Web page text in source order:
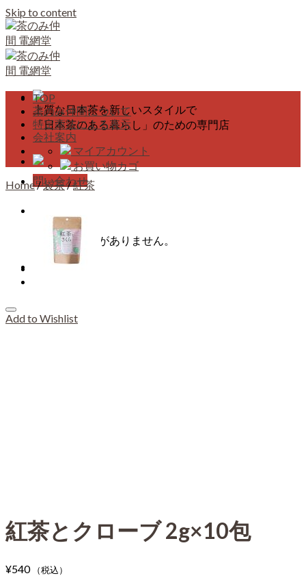
Skip to content
上質な日本茶を新しいスタイルで
「日本茶のある暮らし」のための専門店
マイアカウント
お買い物カゴ
問い合わせ
カートに商品がありません。
TOP
茶のみ仲間について
特定商法による表示
会社案内
Home/袋茶/紅茶
Add to Wishlist
紅茶とクローブ 2g×10包
¥540 （税込）